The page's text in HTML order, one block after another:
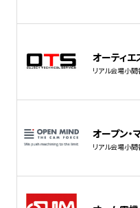
オーティエ
リアル会場小
オープン・
リアル会場小